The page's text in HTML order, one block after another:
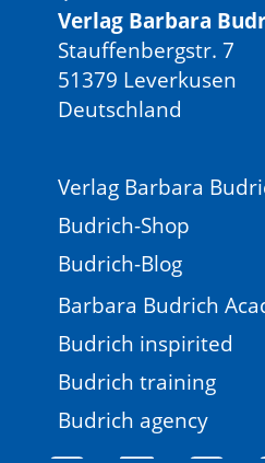
Verlag Barbara
Stauffenbergstr. 7
51379 Leverkusen
Deutschland
Verlag Barbara
Budrich-Shop
Budrich-Blog
Barbara Budrich
Budrich inspirited
Budrich training
Budrich agency